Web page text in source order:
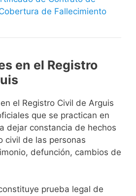
de Fallecimiento
en el Registro
el Registro Civil de Arguis
que se practican en
dejar constancia de hechos
civil de las personas
defunción, cambios de
prueba legal de